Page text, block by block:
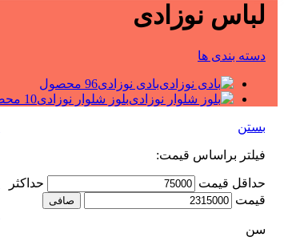
لباس نوزادی
دسته بندی ها
بادی نوزادی96 محصول
بلوز شلوار نوزادی10 محصول
بستن
فیلتر براساس قیمت:
حداقل قیمت
حداكثر
قيمت
صافی
سن